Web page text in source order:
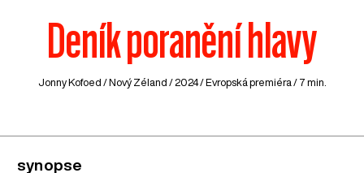
Deník poranění hlavy
Jonny Kofoed / Nový Zéland / 2024 / Evropská premiéra / 7 min.
synopse